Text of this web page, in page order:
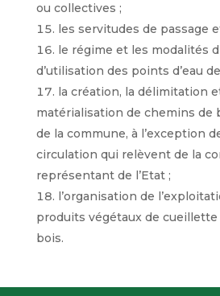
ou collectives ;
les servitudes de passage
le régime et les modalités
d’utilisation des points d’eau
la création, la délimitation
matérialisation de chemins de
de la commune, à l’exception
circulation qui relèvent de la
représentant de l’Etat ;
l’organisation de
produits végétaux de
bois.